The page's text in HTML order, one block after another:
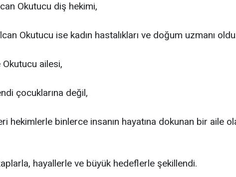
Okutucu diş hekimi,
Okutucu ise kadın hastalıkları ve doğum uzmanı
Okutucu ailesi,
çocuklarına değil,
hekimlerle binlerce insanın hayatına dokunan bir aile
hayallerle ve büyük hedeflerle şekillendi.